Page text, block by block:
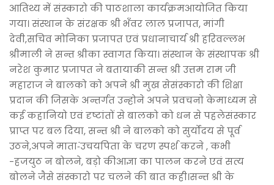
आतिथ्य में संस्कारो की पाठशाला कार्यक्रमआयोजित किया
गया। संस्थान के संरक्षक श्री भँवर लाल प्रजापत, मांगी
देवी,सचिव मोनिका प्रजापत एवं प्रधानाचार्य श्री हरिवल्लभ
श्रीमाली ने सन्त श्रीका स्वागत किया। संस्थान के संस्थापक श्री
नरेश कुमार प्रजापत ने बतायाकी सन्त श्री उत्तम राम जी
महाराज ने बालको को अपने श्री मुख सेसंस्कारो की शिक्षा
प्रदान की जिसके अन्तर्गत उन्होने अपने प्रवचनो केमाध्यम से
कई कहानियो एवं दृष्टांतों से बालको को धन से पहलेसंस्कार
प्राप्त पर बल दिया, सन्त श्री ने बालको को सुर्योदय से पूर्व
उठने,अपने माता-ंउचयपिता के चरण स्पर्श करने , कभी
-हजयुठ न बोलने, बड़ो कीआज्ञा का पालन करने एवं सत्य
बोलने जैसे संस्कारो पर चलने की बात कही।सन्त श्री के